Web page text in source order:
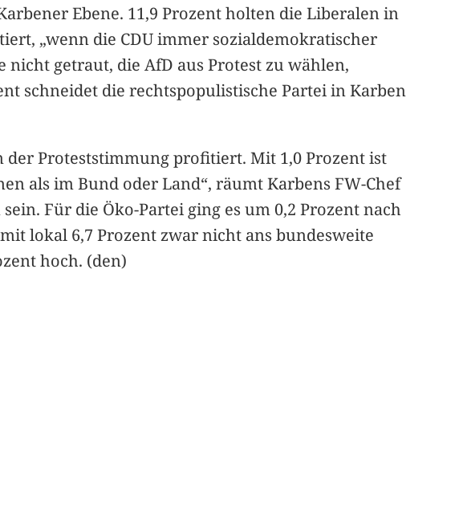
Ebene. 11,9 Prozent holten die Liberalen in
„wenn die CDU immer sozialdemokratischer
getraut, die AfD aus Protest zu wählen,
schneidet die rechtspopulistische Partei in Karben
Proteststimmung profitiert. Mit 1,0 Prozent ist
als im Bund oder Land“, räumt Karbens FW-Chef
Für die Öko-Partei ging es um 0,2 Prozent nach
lokal 6,7 Prozent zwar nicht ans bundesweite
hoch. (den)